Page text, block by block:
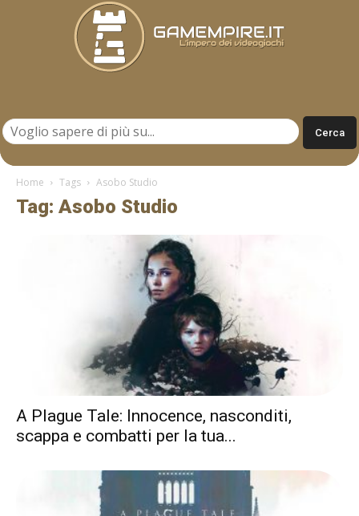
Home Tags Asobo Studio
Tag: Asobo Studio
A Plague Tale: Innocence, nasconditi,
scappa e combatti per la tua...